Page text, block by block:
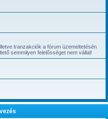
tranzakciók a fórum üzemeltetésén
semmilyen felelősséget nem vállal!